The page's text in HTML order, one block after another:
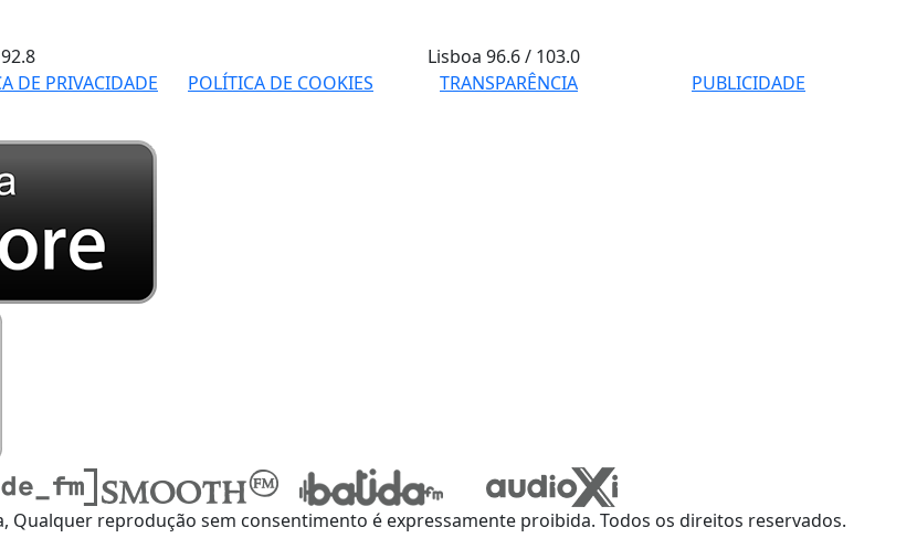
92.8 Lisboa96.6 / 103.0
DE PRIVACIDADE POLÍTICA DE COOKIES TRANSPARÊNCIA
PUBLICIDADE
Qualquer reprodução sem consentimento é expressamente proibida. Todos os direitos reservados.